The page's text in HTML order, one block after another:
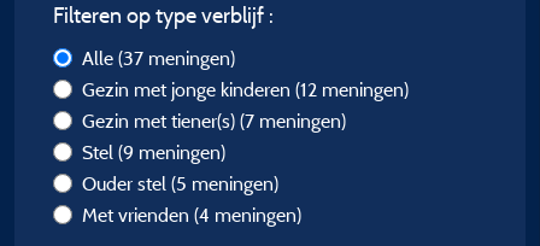
Filteren op type verblijf :
Alle (37 meningen)
Gezin met jonge kinderen (12 meningen)
Gezin met tiener(s) (7 meningen)
Stel (9 meningen)
Ouder stel (5 meningen)
Met vrienden (4 meningen)